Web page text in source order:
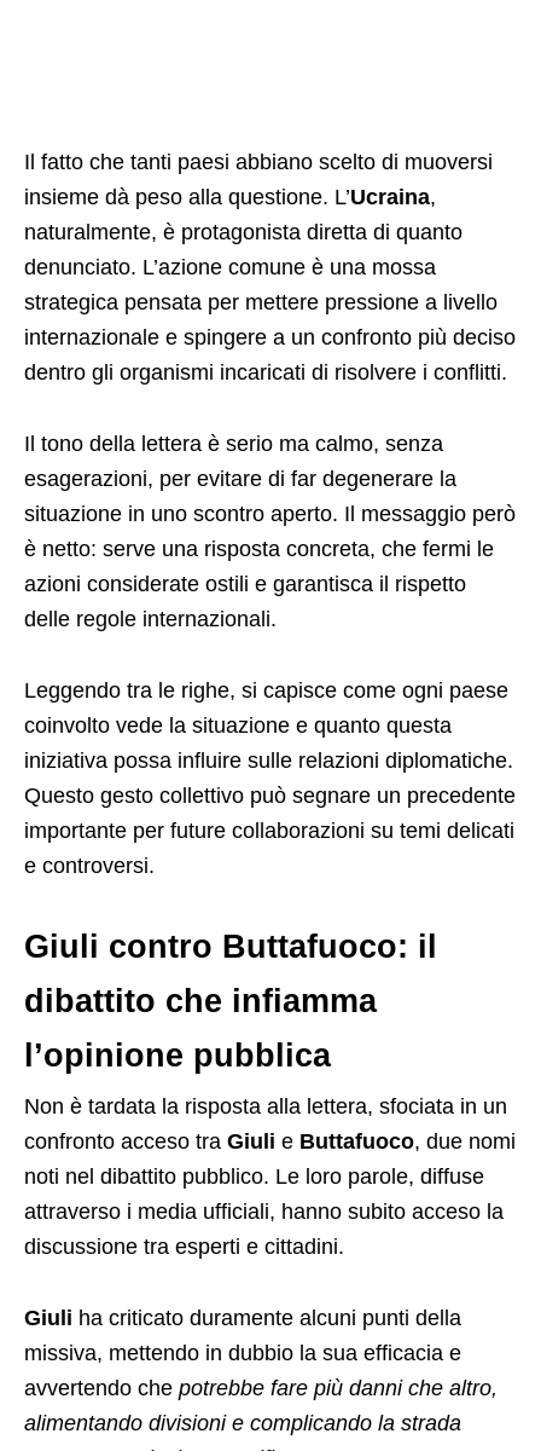
Il fatto che tanti paesi abbiano scelto di muoversi
insieme dà peso alla questione. L’Ucraina,
naturalmente, è protagonista diretta di quanto
denunciato. L’azione comune è una mossa
strategica pensata per mettere pressione a livello
internazionale e spingere a un confronto più deciso
dentro gli organismi incaricati di risolvere i conflitti.
Il tono della lettera è serio ma calmo, senza
esagerazioni, per evitare di far degenerare la
situazione in uno scontro aperto. Il messaggio però
è netto: serve una risposta concreta, che fermi le
azioni considerate ostili e garantisca il rispetto
delle regole internazionali.
Leggendo tra le righe, si capisce come ogni paese
coinvolto vede la situazione e quanto questa
iniziativa possa influire sulle relazioni diplomatiche.
Questo gesto collettivo può segnare un precedente
importante per future collaborazioni su temi delicati
e controversi.
Giuli contro Buttafuoco: il
dibattito che infiamma
l’opinione pubblica
Non è tardata la risposta alla lettera, sfociata in un
confronto acceso tra Giuli e Buttafuoco, due nomi
noti nel dibattito pubblico. Le loro parole, diffuse
attraverso i media ufficiali, hanno subito acceso la
discussione tra esperti e cittadini.
Giuli ha criticato duramente alcuni punti della
missiva, mettendo in dubbio la sua efficacia e
avvertendo che potrebbe fare più danni che altro,
alimentando divisioni e complicando la strada